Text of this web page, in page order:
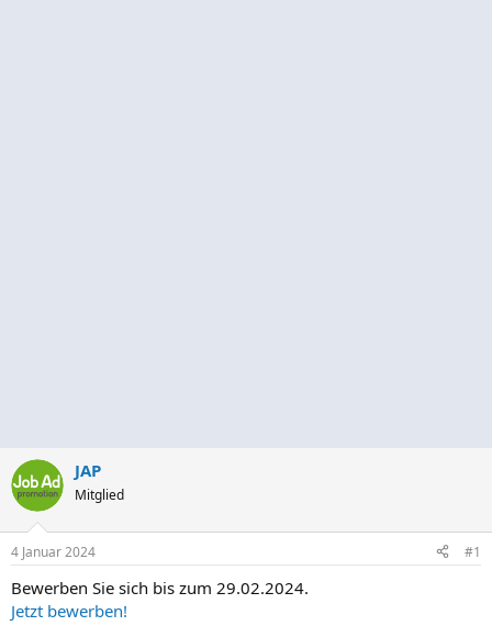
JAP
Mitglied
4 Januar 2024 #1
Bewerben Sie sich bis zum 29.02.2024.
Jetzt bewerben!